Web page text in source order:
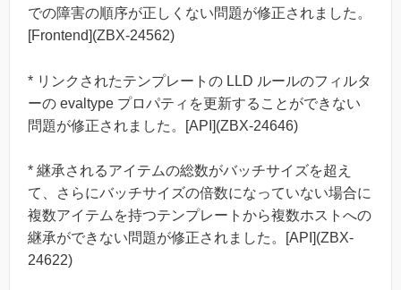
での障害の順序が正しくない問題が修正されました。
[Frontend](ZBX-24562)
* リンクされたテンプレートの LLD ルールのフィルタ
ーの evaltype プロパティを更新することができない
問題が修正されました。[API](ZBX-24646)
* 継承されるアイテムの総数がバッチサイズを超え
て、さらにバッチサイズの倍数になっていない場合に
複数アイテムを持つテンプレートから複数ホストへの
継承ができない問題が修正されました。[API](ZBX-
24622)